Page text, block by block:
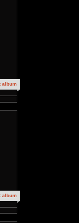
album
album